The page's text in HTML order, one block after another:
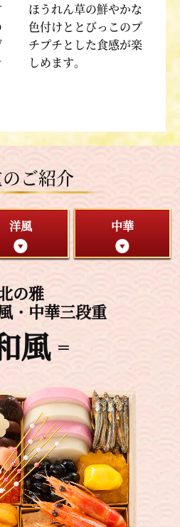
ほうれん草の鮮やかな
色付けととびっこのプ
チプチとした食感が楽
しめます。
ご紹介
洋風 中華
の雅
・中華三段重
風